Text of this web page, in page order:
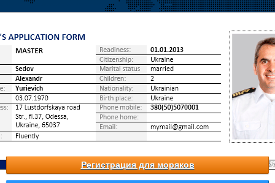
Регистрация для моряков